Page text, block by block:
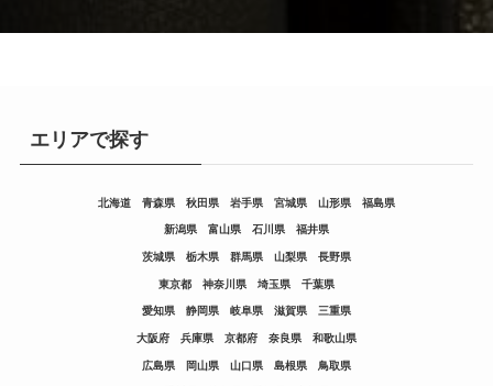
エリアで探す
北海道 青森県 秋田県 岩手県 宮城県 山形県 福島県
新潟県 富山県 石川県 福井県
茨城県 栃木県 群馬県 山梨県 長野県
東京都 神奈川県 埼玉県 千葉県
愛知県 静岡県 岐阜県 滋賀県 三重県
大阪府 兵庫県 京都府 奈良県 和歌山県
広島県 岡山県 山口県 島根県 鳥取県